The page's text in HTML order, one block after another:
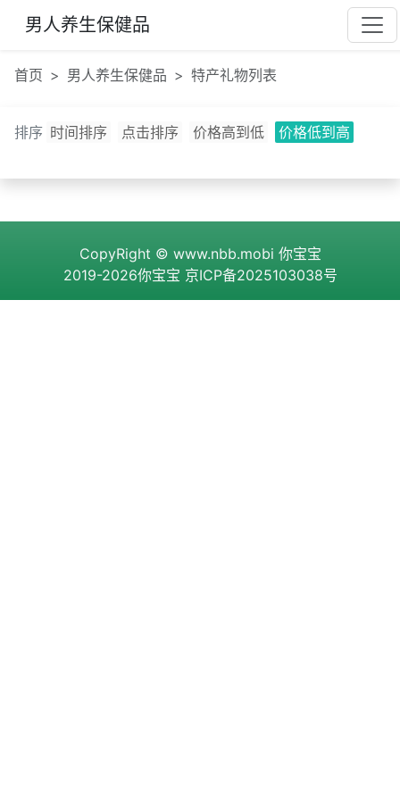
男人养生保健品
首页 男人养生保健品 特产礼物列表
排序 时间排序 点击排序 价格高到低 价格低到高
CopyRight © www.nbb.mobi 你宝宝
2019-2026你宝宝 京ICP备2025103038号